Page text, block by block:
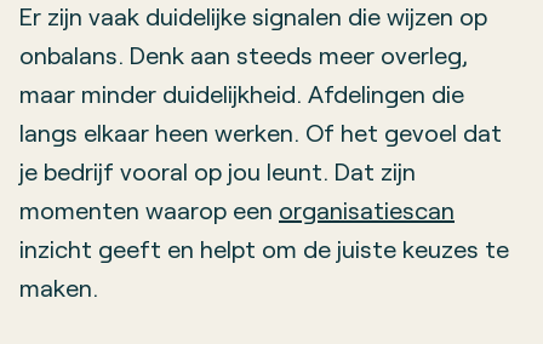
Er zijn vaak duidelijke signalen die wijzen op
onbalans. Denk aan steeds meer overleg,
maar minder duidelijkheid. Afdelingen die
langs elkaar heen werken. Of het gevoel dat
je bedrijf vooral op jou leunt. Dat zijn
momenten waarop een organisatiescan
inzicht geeft en helpt om de juiste keuzes te
maken.